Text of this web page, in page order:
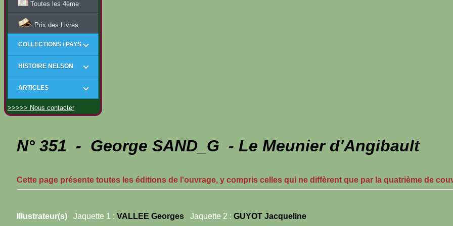
Toutes les 4ème
Prix des Livres
COLLECTIONS / PAYS
HISTOIRE NELSON
ARTICLES
>>>>> Nous contacter
N° 351 - George SAND_G - Le Meunier d'Angibault
Cette page présente toutes les éditions de l'ouvrage, y compris celles qui ne diffèrent que par la quatrième de
Illustrateur(s) Jaquette 1 : VALLEE Georges Jaquette 2 : GUYOT Jacqueline